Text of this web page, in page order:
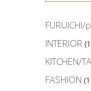
INTERIOR
KITCHEN/
FASHION